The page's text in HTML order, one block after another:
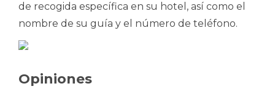
de recogida específica en su hotel, así como el
nombre de su guía y el número de teléfono.
Opiniones